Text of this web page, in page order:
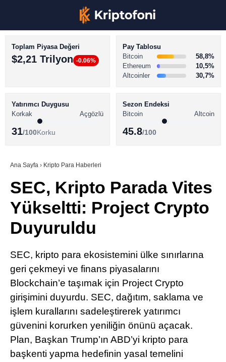
Youtube
TikTok
LinkedIn
Telegram
BİTCOİN HABERLERİ
ALTCOİN HABERLERİ
SÖZLÜK
Toplam Piyasa Değeri
$2,21 Trilyon -0.06%
Pay Tablosu
Bitcoin
58,8%
Ethereum
10,5%
Altcoinler
30,7%
Yatırımcı Duygusu
Korkak
Açgözlü
31/100Korku
Sezon Endeksi
Bitcoin
Altcoin
45.8/100
Ana Sayfa › Kripto Para Haberleri
SEC, Kripto Parada Vites
Yükseltti: Project Crypto
Duyuruldu
SEC, kripto para ekosistemini ülke sınırlarına
geri çekmeyi ve finans piyasalarını
Blockchain’e taşımak için Project Crypto
girişimini duyurdu. SEC, dağıtım, saklama ve
işlem kurallarını sadeleştirerek yatırımcı
güvenini korurken yeniliğin önünü açacak.
Plan, Başkan Trump’ın ABD’yi kripto para
başkenti yapma hedefinin yasal temelini